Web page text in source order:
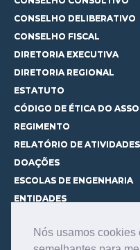
Nós usamos
CONSELHO DELIBERATIVO
CONSELHO FISCAL
DIRETORIA EXECUTIVA
DIRETORIA REGIONAL
ESTATUTO
CÓDIGO DE ÉTICA DO
REGIMENTO
RELATÓRIO DE ATIVIDADES
DOAÇÕES
ESCOLAS DE ENGENHARIA
ENTIDADES
CURSOS